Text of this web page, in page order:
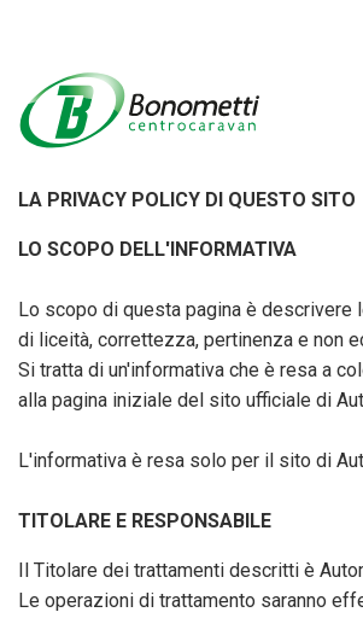
LA PRIVACY POLICY DI QUESTO SITO
LO SCOPO DELL'INFORMATIVA
Lo scopo di questa pagina è
di liceità, correttezza, pertinenza e non
Si tratta di un'informativa che è resa a
alla pagina iniziale del sito ufficiale di
L'informativa è resa solo per il sito di
TITOLARE E RESPONSABILE
Il Titolare dei trattamenti descritti è
Le operazioni di trattamento saranno